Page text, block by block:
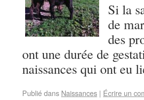
Si la
de
des
ont une durée de
naissances qui ont eu
Publié dans Naissances | Écrire un